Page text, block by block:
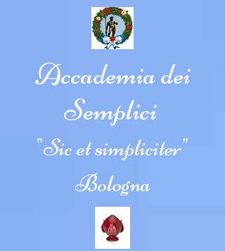
Accademia dei
Semplici
"Sic et simpliciter"
Bologna